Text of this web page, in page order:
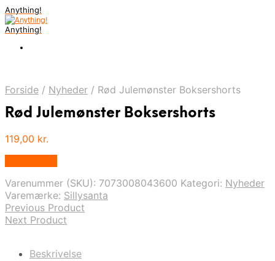
Anything!
Anything!
Forside / Nyheder / Rød Julemønster Boksershorts
Rød Julemønster Boksershorts
119,00 kr.
Varenummer (SKU): 7073008043600 Kategori: Nyheder
Varemærke: Sillysanta
Previous Product
Next Product
Beskrivelse